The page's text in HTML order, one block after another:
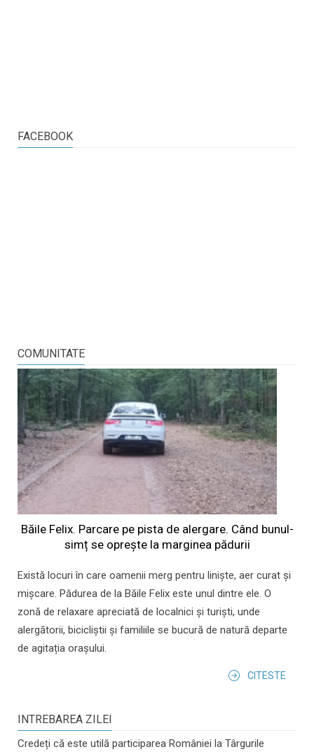
FACEBOOK
COMUNITATE
Băile Felix. Parcare pe pista de alergare. Când bunul-
simț se oprește la marginea pădurii
Există locuri în care oamenii merg pentru liniște, aer curat și
mișcare. Pădurea de la Băile Felix este unul dintre ele. O
zonă de relaxare apreciată de localnici și turiști, unde
alergătorii, bicicliștii și familiile se bucură de natură departe
de agitația orașului.
CITESTE
INTREBAREA ZILEI
Credeți că este utilă participarea României la Târgurile